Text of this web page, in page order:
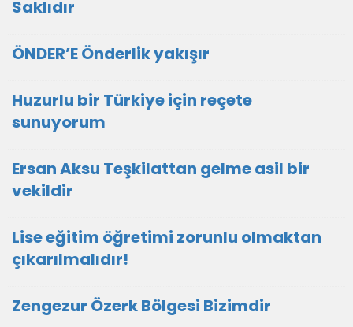
Saklıdır
ÖNDER’E Önderlik yakışır
Huzurlu bir Türkiye için reçete
sunuyorum
Ersan Aksu Teşkilattan gelme asil bir
vekildir
Lise eğitim öğretimi zorunlu olmaktan
çıkarılmalıdır!
Zengezur Özerk Bölgesi Bizimdir